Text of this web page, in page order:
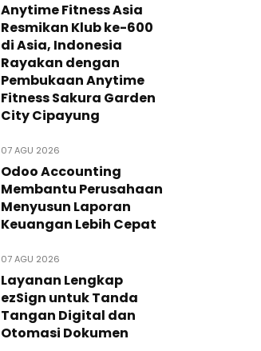
Anytime Fitness Asia
Resmikan Klub ke-600
di Asia, Indonesia
Rayakan dengan
Pembukaan Anytime
Fitness Sakura Garden
City Cipayung
07 AGU 2026
Odoo Accounting
Membantu Perusahaan
Menyusun Laporan
Keuangan Lebih Cepat
07 AGU 2026
Layanan Lengkap
ezSign untuk Tanda
Tangan Digital dan
Otomasi Dokumen